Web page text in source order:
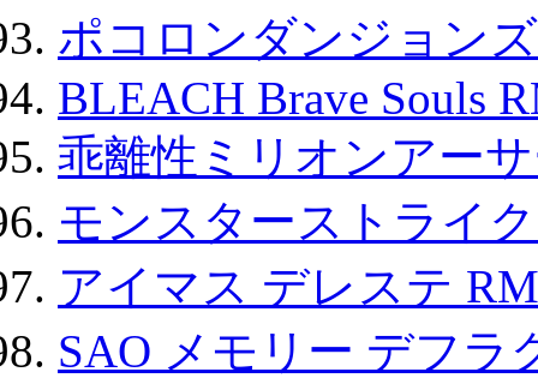
ポコロンダンジョン
BLEACH Brave Souls
乖離性ミリオンアー
モンスターストライ
アイマス デレステ
SAO メモリー デフラ